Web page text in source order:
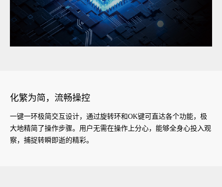
化繁为简，流畅操控
一键一环极简交互设计，通过旋转环和OK键可直达各个功能，极
大地精简了操作步骤。用户无需在操作上分心，能够全身心投入观
察，捕捉转瞬即逝的精彩。